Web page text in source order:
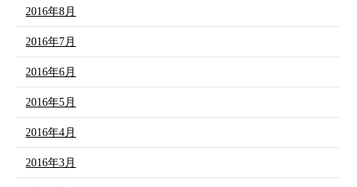
2016年8月
2016年7月
2016年6月
2016年5月
2016年4月
2016年3月